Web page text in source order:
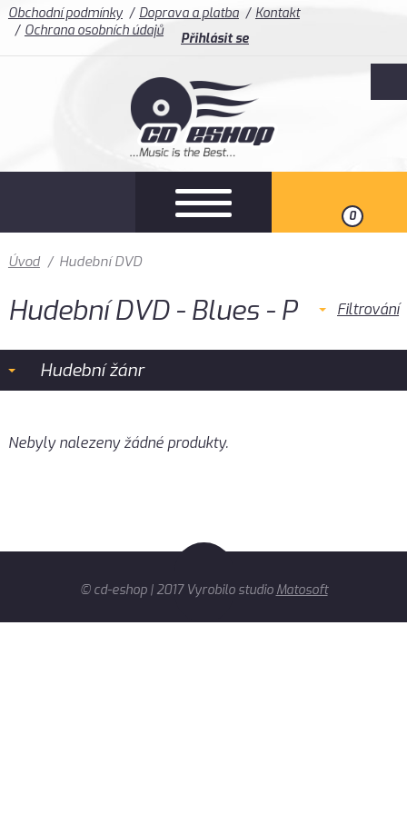
Obchodní podmínky Doprava a platba
Kontakt
Ochrana osobních údajů
Přihlásit se
0
Úvod / Hudební DVD
Hudební DVD - Blues - P Filtrování
Hudební žánr
Nebyly nalezeny žádné produkty.
© cd-eshop | 2017 Vyrobilo studio Matosoft